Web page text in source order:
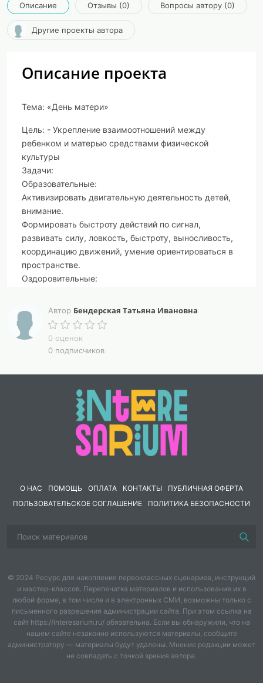
Описание Отзывы (0) Вопросы автору (0)
Другие проекты автора
Описание проекта
Тема: «День матери»
Цель: - Укрепление взаимоотношений между
ребенком и матерью средствами физической
культуры
Задачи:
Образовательные:
Активизировать двигательную деятельность детей,
внимание.
Формировать быстроту действий по сигнал,
развивать силу, ловкость, быстроту, выносливость,
координацию движений, умение ориентироваться в
пространстве.
Оздоровительные:
общения родителей и детей.
Приобщать мам к занятию физической культуры
вместе с детьми.
Воспитательные:
между детьми.
самостоятельность.
Форма проведения:спортивный праздник
Приоритетная образовательная область:
развитие, художественно- эстетическое развитие
Беседа на тему: «Что такое
Скакалки- 2 шт.
Дуги- 2шт.
Кегли- 2шт.
Ракетки для бадминтона- 2 шт.
Автор Бендерская Татьяна Ивановна
0 оценок
0 подписчиков
О НАС ПОМОЩЬ ОПЛАТА КОНТАКТЫ
ПУБЛИЧНАЯ ОФЕРТА
ПОЛЬЗОВАТЕЛЬСКОЕ СОГЛАШЕНИЕ
ПОЛИТИКА БЕЗОПАСНОСТИ
© 2024 Ресурс для накопления первоклассных сценариев, инструкций
и мастер-классов. Перепечатка материалов и использование их в
любой форме, в том числе и в электронных СМИ, возможны только с
письменного разрешения администрации сайта. При этом ссылка на
сайт https://interesarium.ru/ обязательна. Если вы обнаружили, что на
нашем сайте незаконно используются материалы, сообщите
администратору — материалы будут удалены. Мнение редакции может
не совпадать с точкой зрения автора.